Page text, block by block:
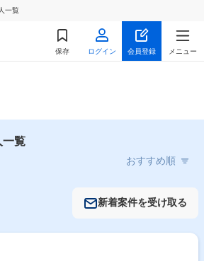
一覧
保存 ログイン 会員登録 メニュー
覧
新着案件を受け取る